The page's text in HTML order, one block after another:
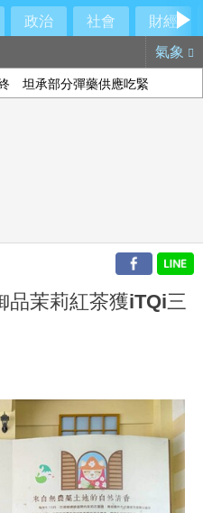
政治 社會
財經
氣象
坦承部分彈藥供應吃緊
品茉莉紅茶獲iTQi三